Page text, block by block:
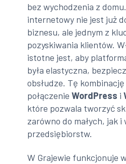
bez wychodzenia z
internetowy nie jest już
biznesu, ale jednym z
pozyskiwania klientów.
istotne jest, aby
była elastyczna,
obsłudze. Tę
połączenieWordPress i
które pozwala tworzyć
zarówno do małych, jak i
przedsiębiorstw.
W Grajewie funkcjonuje